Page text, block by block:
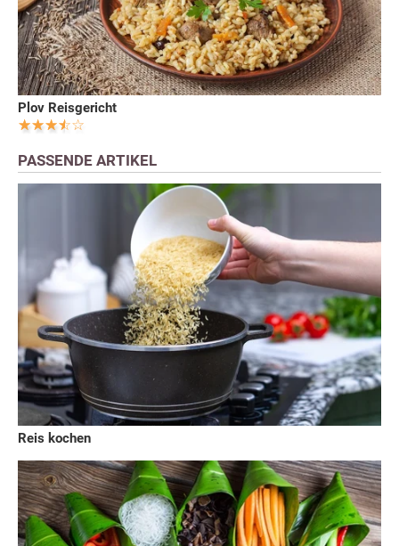
Plov Reisgericht
PASSENDE ARTIKEL
Reis kochen